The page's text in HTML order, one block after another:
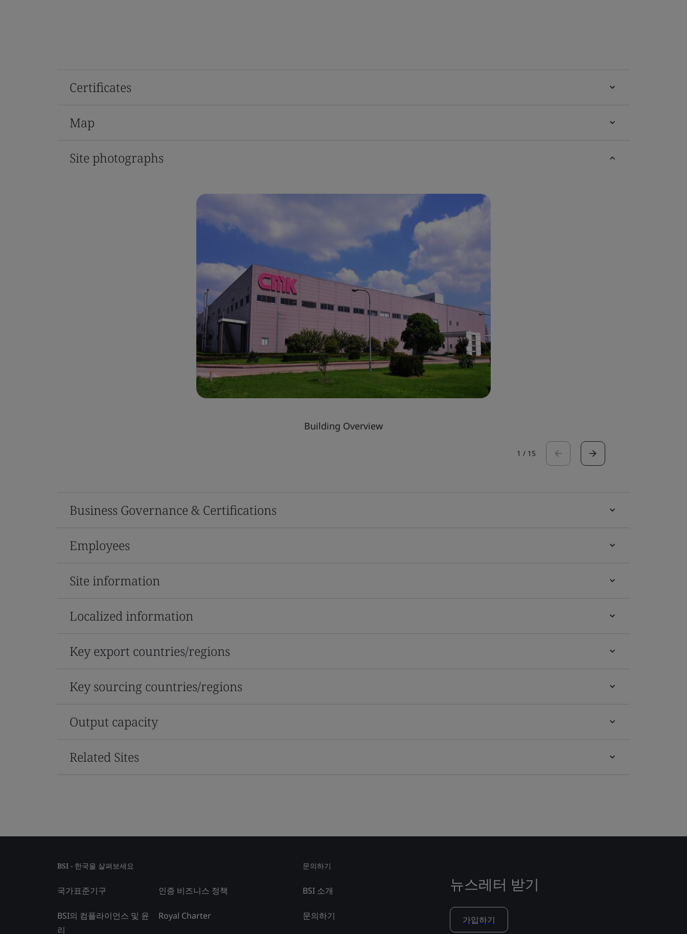
Certificates
Map
Site photographs
Building Overview
1 / 15
Business Governance & Certifications
Employees
Site information
Localized information
Key export countries/regions
Key sourcing countries/regions
Output capacity
Related Sites
BSI - 한국을 살펴보세요
국가표준기구
BSI의 컴플라이언스 및 윤
리
인증 비즈니스 정책
Royal Charter
문의하기
BSI 소개
문의하기
뉴스레터 받기
가입하기